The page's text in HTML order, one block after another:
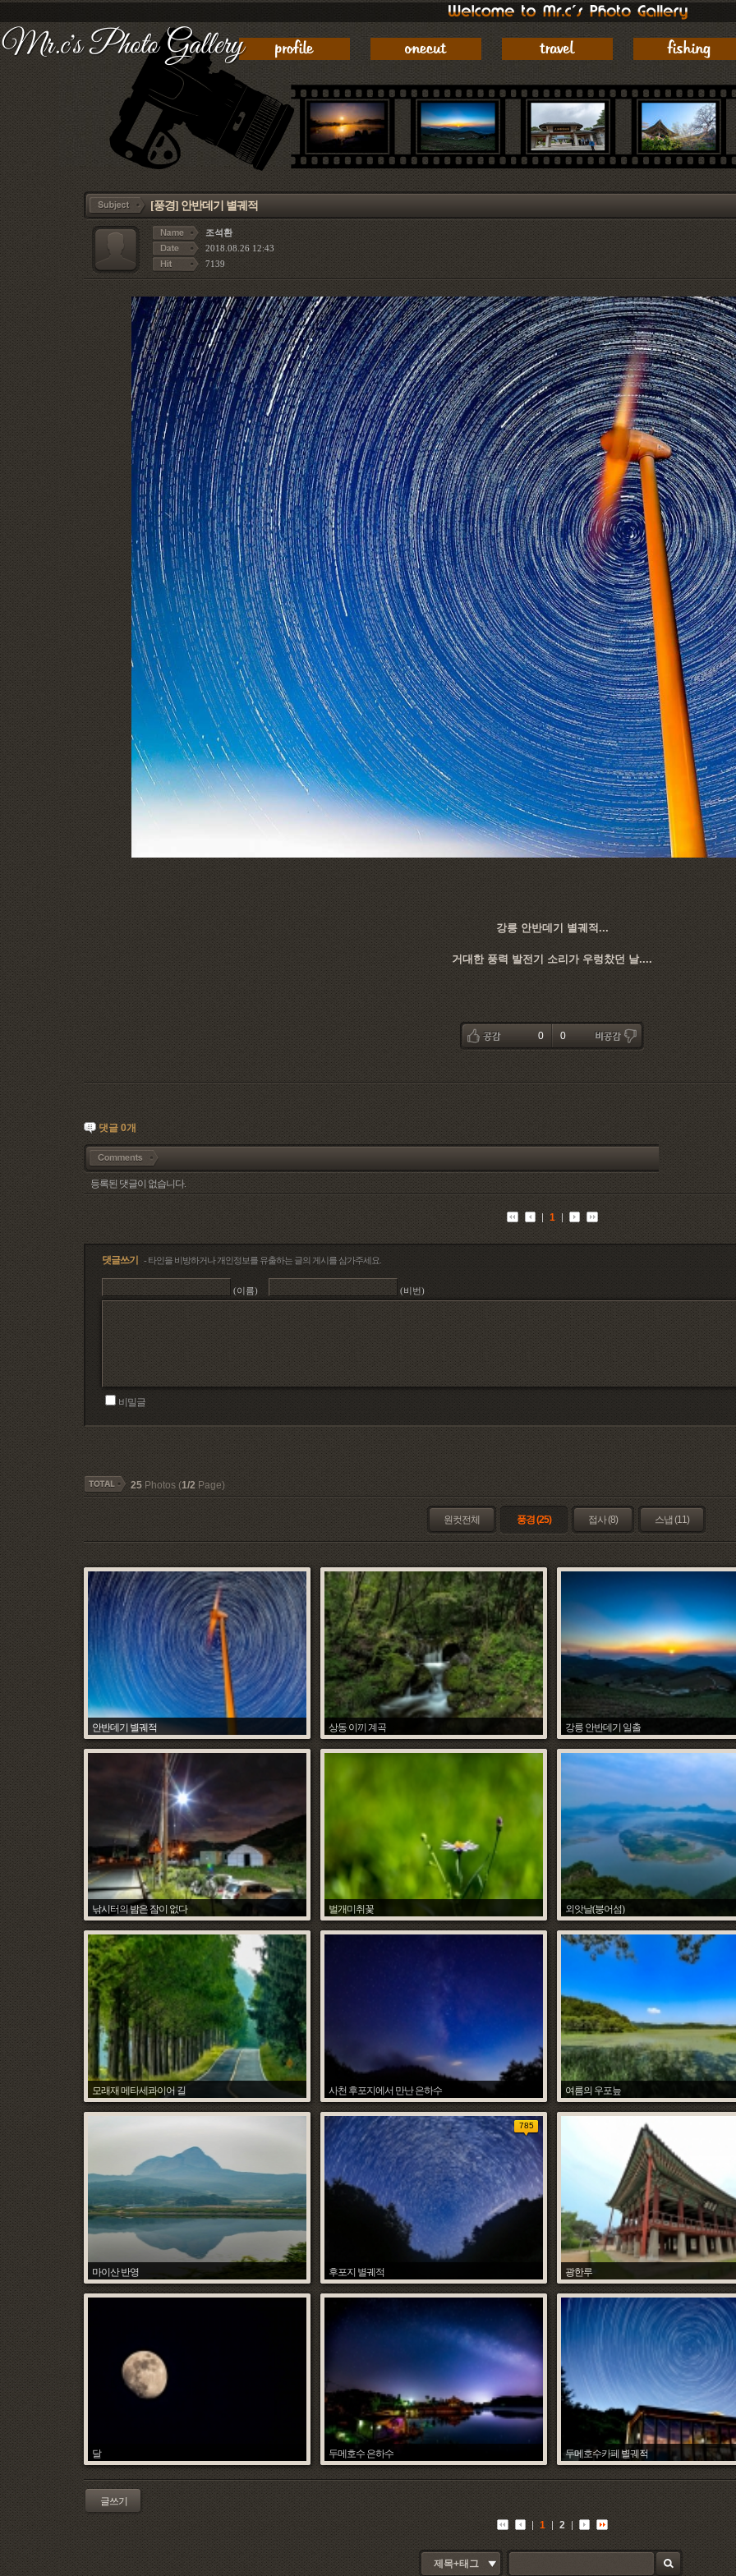
[풍경] 안반데기 별궤적
조석환
2018.08.26 12:43
7139
강릉 안반데기 별궤적...
거대한 풍력 발전기 소리가 우렁찼던 날....
0 0
댓글 0개
25 Photos (1/2 Page)
원컷전체 풍경 (25) 접사 (8) 스냅 (11)
안반데기 별궤적
조석환
Hit :7140 Date :2018.08.26
상동 이끼 계곡
조석환
Hit :7431 Date :2018.08.26
강릉 안반데기 일출
조석환
Hit :7412 Date :
낚시터의 밤은 잠이 없다
조석환
Hit :7197 Date :2018.07.09
벌개미취꽃
조석환
Hit :7012 Date :2018.07.09
외앗날(붕어섬)
조석환
Hit :7007 Date :
모래재 메타세콰이어 길
조석환
2018.06.27
사천 후포지에서 만난 은하수
조석환
Hit :7213 Date :2018.06.27
여름의 우포늪
조석환
Hit :6830 Date :
마이산 반영
조석환
Hit :7094 Date :2018.06.27
785
후포지 별궤적
조석환
Hit :7803 Date :2018.06.24
광한루
조석환
Hit :7003 Date :
달
조석환
Hit :5024 Date :2018.06.06
두메호수 은하수
조석환
Hit :4958 Date :2018.06.06
두메호수카페 별궤적
조석환
Hit :4758 Date :
글쓰기
1 2
제목+태그